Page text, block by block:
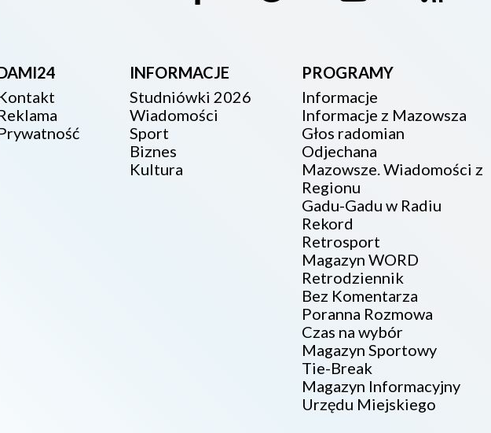
INFORMACJE
Studniówki 2026
Wiadomości
Sport
Biznes
Kultura
PROGRAMY
Informacje
Informacje z Mazowsza
Głos radomian
Odjechana
Mazowsze. Wiadomości z
Regionu
Gadu-Gadu w Radiu
Rekord
Retrosport
Magazyn WORD
Retrodziennik
Bez Komentarza
Poranna Rozmowa
Czas na wybór
Magazyn Sportowy
Tie-Break
Magazyn Informacyjny
Urzędu Miejskiego